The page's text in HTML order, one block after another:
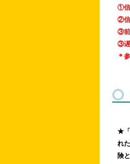
①信
②信
③前
③遅
＊
★「
れ
険